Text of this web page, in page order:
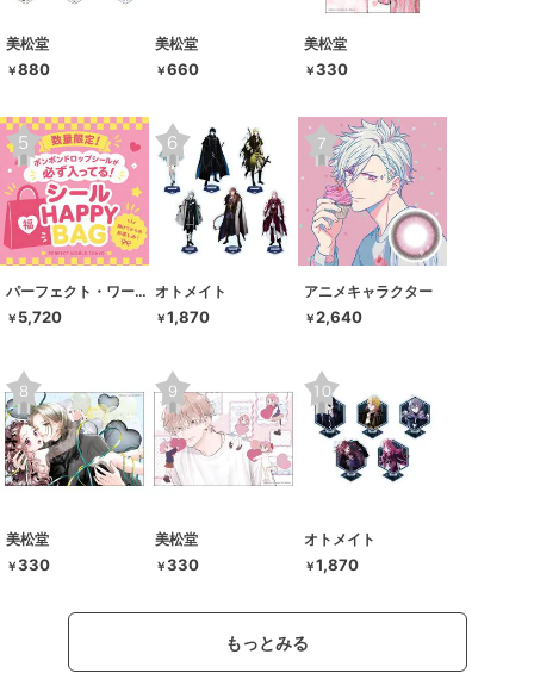
美松堂
￥880
美松堂
￥660
美松堂
￥330
パーフェクト・ワールド・トーキョー
￥ 5,720
オトメイト
￥1,870
アニメキャラクター
￥2,640
美松堂
￥330
美松堂
￥330
オトメイト
￥1,870
もっとみる